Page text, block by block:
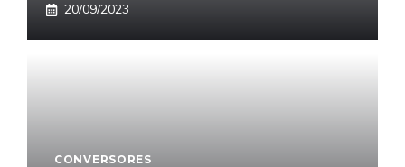
20/09/2023
CONVERSORES